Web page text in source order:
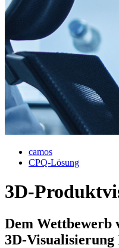
camos
CPQ-Lösung
3D-
Dem Wettbewerb
3D-Visualisierung